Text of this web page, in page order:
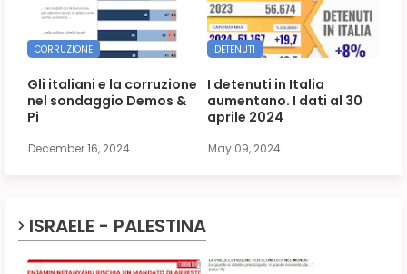
CORRUZIONE
Gli italiani e la corruzione
nel sondaggio Demos &
Pi
December 16, 2024
DETENUTI
I detenuti in Italia
aumentano. I dati al 30
aprile 2024
May 09, 2024
ISRAELE - PALESTINA